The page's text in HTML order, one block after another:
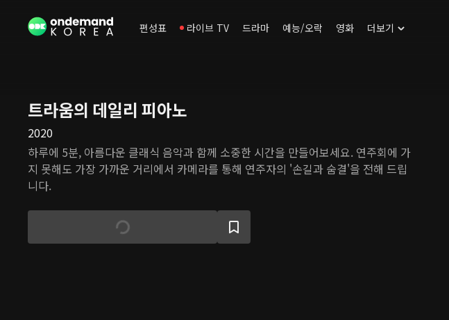
편성표 라이브 TV 드라마 예능/오락 영화 더보기
트라움의 데일리 피아노
2020
하루에 5분, 아름다운 클래식 음악과 함께 소중한 시간을 만들어보세요. 연주회에 가
지 못해도 가장 가까운 거리에서 카메라를 통해 연주자의 '손길과 숨결'을 전해 드립
니다.